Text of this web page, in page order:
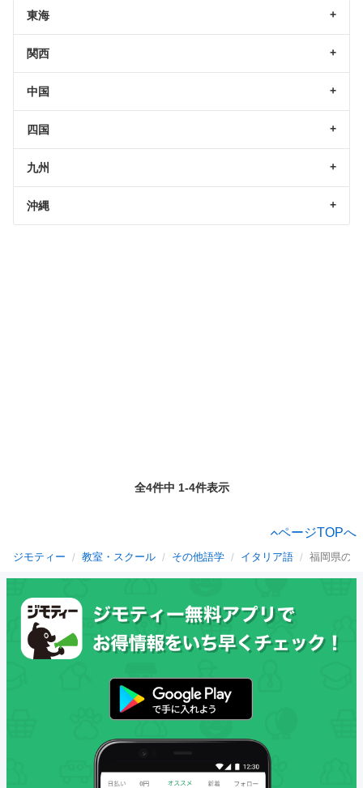
東海
関西
中国
四国
九州
沖縄
全4件中 1-4件表示
ページTOPへ
ジモティー 教室・スクール その他語学 イタリア語 福岡県の